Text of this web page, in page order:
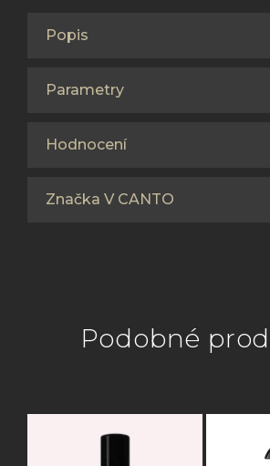
Popis
Parametry
Hodnocení
Značka V CANTO
Podobné